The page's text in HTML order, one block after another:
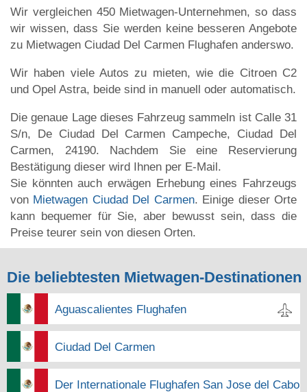
Wir vergleichen 450 Mietwagen-Unternehmen, so dass
wir wissen, dass Sie werden keine besseren Angebote
zu Mietwagen Ciudad Del Carmen Flughafen anderswo.
Wir haben viele Autos zu mieten, wie die Citroen C2
und Opel Astra, beide sind in manuell oder automatisch.
Die genaue Lage dieses Fahrzeug sammeln ist Calle 31
S/n, De Ciudad Del Carmen Campeche, Ciudad Del
Carmen, 24190. Nachdem Sie eine Reservierung
Bestätigung dieser wird Ihnen per E-Mail.
Sie könnten auch erwägen Erhebung eines Fahrzeugs
von Mietwagen Ciudad Del Carmen. Einige dieser Orte
kann bequemer für Sie, aber bewusst sein, dass die
Preise teurer sein von diesen Orten.
Die beliebtesten Mietwagen-Destinationen
Aguascalientes Flughafen
Ciudad Del Carmen
Der Internationale Flughafen San Jose del Cabo